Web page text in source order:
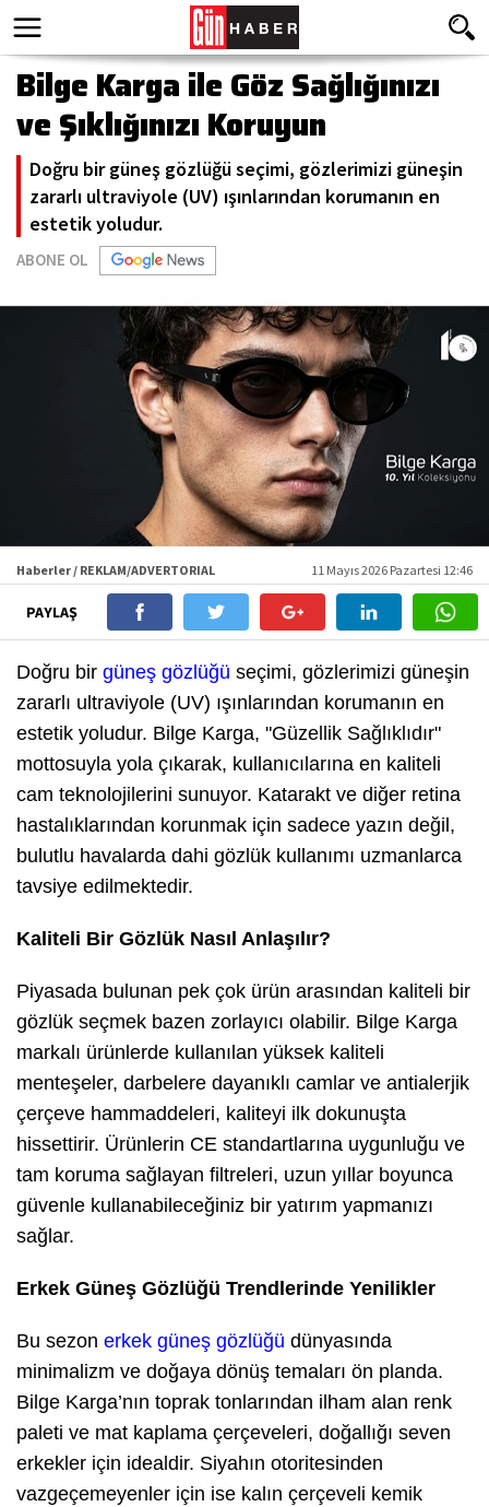
Bilge Karga ile Göz Sağlığınızı
ve Şıklığınızı Koruyun
Doğru bir güneş gözlüğü seçimi, gözlerimizi güneşin
zararlı ultraviyole (UV) ışınlarından korumanın en
estetik yoludur.
ABONE OL
Haberler / REKLAM/ADVERTORIAL 11 Mayıs 2026 Pazartesi 12:46
PAYLAŞ
Doğru bir güneş gözlüğü seçimi, gözlerimizi güneşin
zararlı ultraviyole (UV) ışınlarından korumanın en
estetik yoludur. Bilge Karga, "Güzellik Sağlıklıdır"
mottosuyla yola çıkarak, kullanıcılarına en kaliteli
cam teknolojilerini sunuyor. Katarakt ve diğer retina
hastalıklarından korunmak için sadece yazın değil,
bulutlu havalarda dahi gözlük kullanımı uzmanlarca
tavsiye edilmektedir.
Kaliteli Bir Gözlük Nasıl Anlaşılır?
Piyasada bulunan pek çok ürün arasından kaliteli bir
gözlük seçmek bazen zorlayıcı olabilir. Bilge Karga
markalı ürünlerde kullanılan yüksek kaliteli
menteşeler, darbelere dayanıklı camlar ve antialerjik
çerçeve hammaddeleri, kaliteyi ilk dokunuşta
hissettirir. Ürünlerin CE standartlarına uygunluğu ve
tam koruma sağlayan filtreleri, uzun yıllar boyunca
güvenle kullanabileceğiniz bir yatırım yapmanızı
sağlar.
Erkek Güneş Gözlüğü Trendlerinde Yenilikler
Bu sezon erkek güneş gözlüğü dünyasında
minimalizm ve doğaya dönüş temaları ön planda.
Bilge Karga’nın toprak tonlarından ilham alan renk
paleti ve mat kaplama çerçeveleri, doğallığı seven
erkekler için idealdir. Siyahın otoritesinden
vazgeçemeyenler için ise kalın çerçeveli kemik